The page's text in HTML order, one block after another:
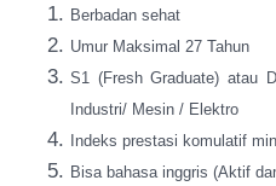
Berbadan sehat
Umur Maksimal 27 Tahun
S1 (Fresh Graduate) atau
Industri/ Mesin / Elektro
Indeks prestasi komulatif
Bisa bahasa inggris (Aktif